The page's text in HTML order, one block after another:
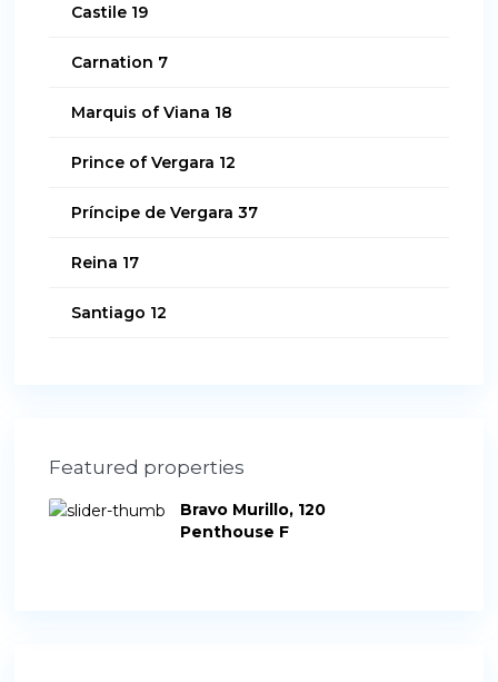
Castile 19
Carnation 7
Marquis of Viana 18
Prince of Vergara 12
Príncipe de Vergara 37
Reina 17
Santiago 12
Featured properties
Bravo Murillo, 120
Penthouse F